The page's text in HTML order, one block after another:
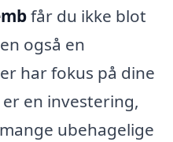
får du ikke blot
også en
har fokus på dine
en investering,
ubehagelige